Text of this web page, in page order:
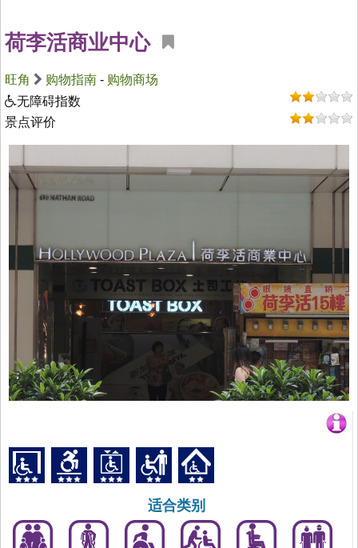
荷李活商业中心
旺角 购物指南 - 购物商场
无障碍指数
景点评价
适合类别